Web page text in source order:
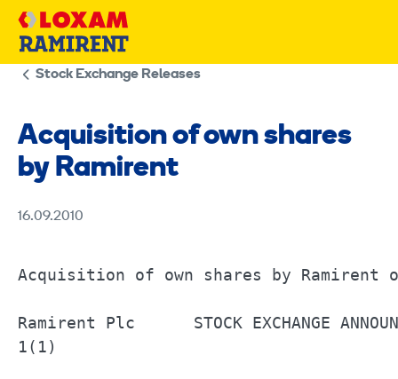
Skip
Stock Exchange Releases
Acquisition of own shares
by Ramirent
16.09.2010
Acquisition of own shares by Ramirent on	16 September
Ramirent Plc      STOCK EXCHANGE ANNOUNCEMENT		16 September 2010
1(1)